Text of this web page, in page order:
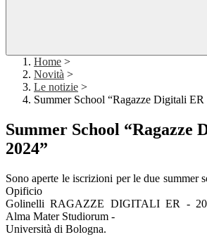
Home >
Novità >
Le notizie >
Summer School “Ragazze Digitali ER
Summer School “Ragazze
2024”
Sono aperte le iscrizioni per le due summer
Opificio
Golinelli RAGAZZE DIGITALI ER -
Alma Mater Studiorum -
Università di Bologna.